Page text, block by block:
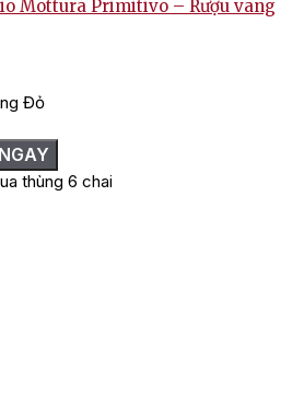
Mottura Primitivo – Rượu vang
Đỏ
thùng 6 chai